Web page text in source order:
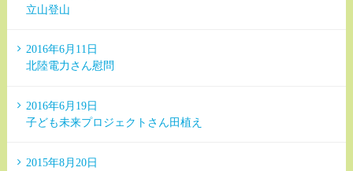
立山登山
2016年6月11日
北陸電力さん慰問
2016年6月19日
子ども未来プロジェクトさん田植え
2015年8月20日